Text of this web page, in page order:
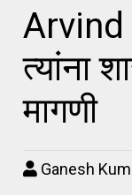
Arvind
त्यांना
मागणी
Ganesh